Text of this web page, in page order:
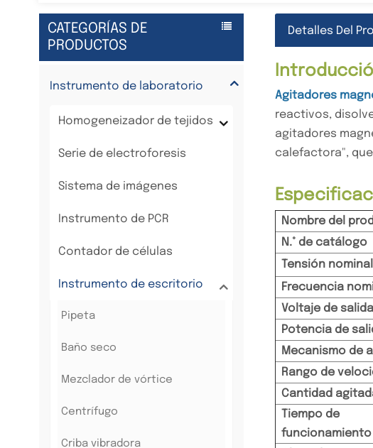
CATEGORÍAS DE
PRODUCTOS
Instrumento de laboratorio
Homogeneizador de tejidos
Serie de electroforesis
Sistema de imágenes
Instrumento de PCR
Contador de células
Instrumento de escritorio
Pipeta
Baño seco
Mezclador de vórtice
Centrífugo
Criba vibradora
Detalles Del
Agitadores
reactivos,
agitadores
calefactora",
Nombre del
N.° de catálogo
Tensión nominal
Frecuencia
Voltaje de salida
Potencia de
Mecanismo de
Rango de
Cantidad
Tiempo de
funcionamiento